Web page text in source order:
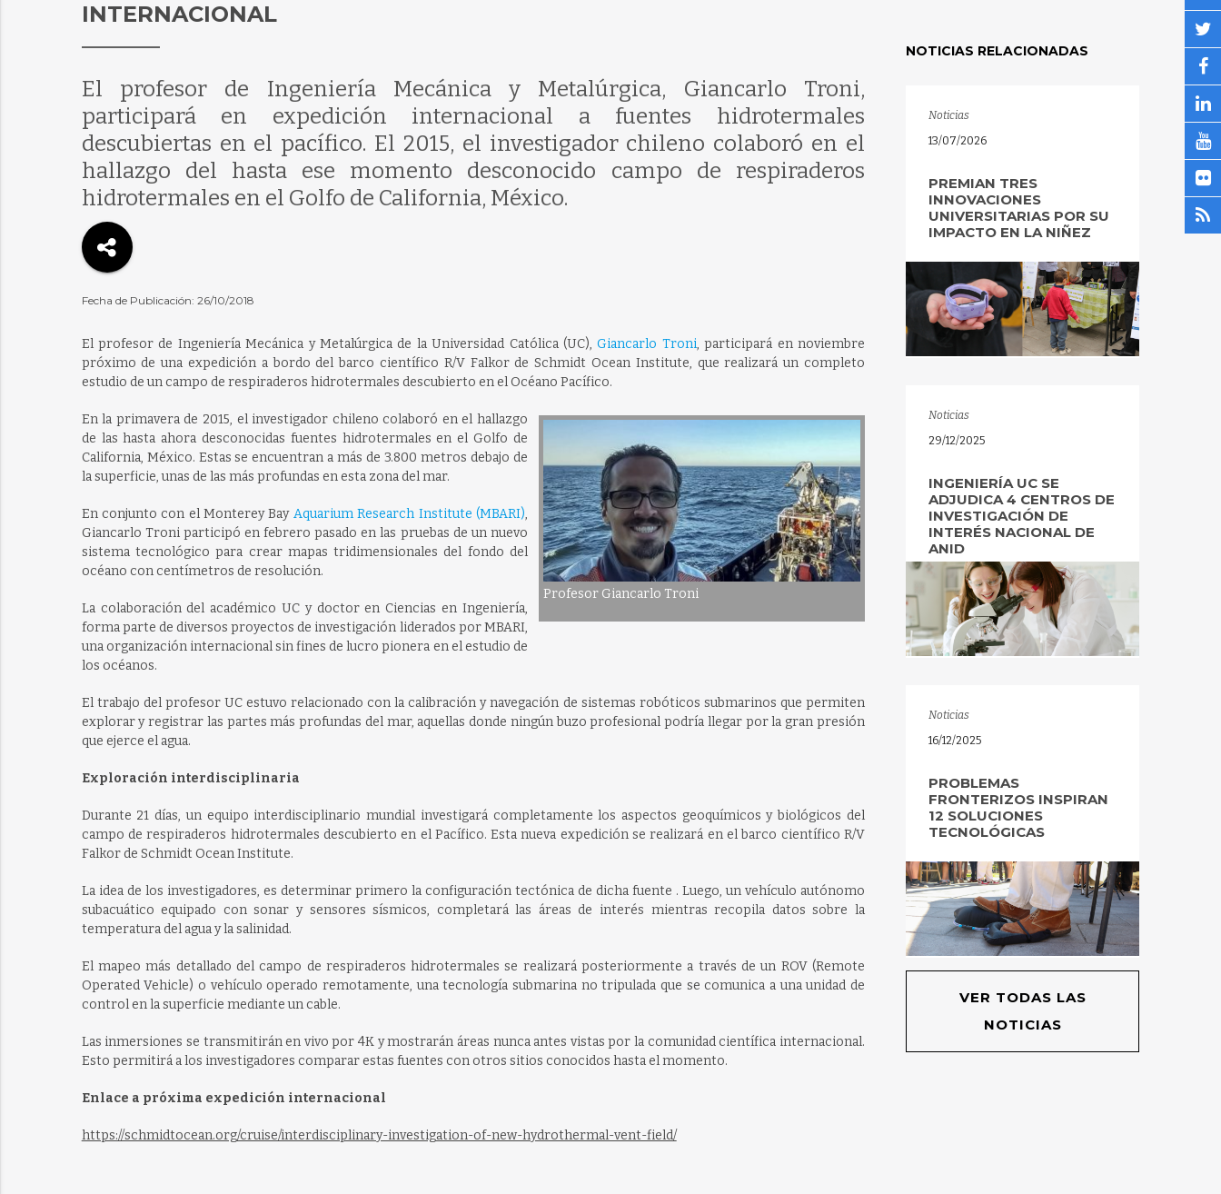
INTERNACIONAL
El profesor de Ingeniería Mecánica y Metalúrgica, Giancarlo Troni,
participará en expedición internacional a fuentes hidrotermales
descubiertas en el pacífico. El 2015, el investigador chileno colaboró en el
hallazgo del hasta ese momento desconocido campo de respiraderos
hidrotermales en el Golfo de California, México.
Fecha de Publicación: 26/10/2018
El profesor de Ingeniería Mecánica y Metalúrgica de la Universidad Católica (UC),Giancarlo Troni, participará en noviembre
próximo de una expedición a bordo del barco científico R/V Falkor de Schmidt Ocean Institute, que realizará un completo
estudio de un campo de respiraderos hidrotermales descubierto en el Océano Pacífico.
Profesor Giancarlo Troni
En la primavera de 2015, el investigador chileno colaboró en el hallazgo
de las hasta ahora desconocidas fuentes hidrotermales en el Golfo de
California, México. Estas se encuentran a más de 3.800 metros debajo de
la superficie, unas de las más profundas en esta zona del mar.
En conjunto con el Monterey Bay Aquarium Research Institute (MBARI),
Giancarlo Troni participó en febrero pasado en las pruebas de un nuevo
sistema tecnológico para crear mapas tridimensionales del fondo del
océano con centímetros de resolución.
La colaboración del académico UC y doctor en Ciencias en Ingeniería,
forma parte de diversos proyectos de investigación liderados por MBARI,
una organización internacional sin fines de lucro pionera en el estudio de
los océanos.
El trabajo del profesor UC estuvo relacionado con la calibración y navegación de sistemas robóticos submarinos que permiten
explorar y registrar las partes más profundas del mar, aquellas donde ningún buzo profesional podría llegar por la gran presión
que ejerce el agua.
Exploración interdisciplinaria
Durante 21 días, un equipo interdisciplinario mundial investigará completamente los aspectos geoquímicos y biológicos del
campo de respiraderos hidrotermales descubierto en el Pacífico. Esta nueva expedición se realizará en el barco científico R/V
Falkor de Schmidt Ocean Institute.
La idea de los investigadores, es determinar primero la configuración tectónica de dicha fuente . Luego, un vehículo autónomo
subacuático equipado con sonar y sensores sísmicos, completará las áreas de interés mientras recopila datos sobre la
temperatura del agua y la salinidad.
El mapeo más detallado del campo de respiraderos hidrotermales se realizará posteriormente a través de un ROV (Remote
Operated Vehicle) o vehículo operado remotamente, una tecnología submarina no tripulada que se comunica a una unidad de
control en la superficie mediante un cable.
Las inmersiones se transmitirán en vivo por 4K y mostrarán áreas nunca antes vistas por la comunidad científica internacional.
Esto permitirá a los investigadores comparar estas fuentes con otros sitios conocidos hasta el momento.
Enlace a próxima expedición internacional
https://schmidtocean.org/cruise/interdisciplinary-investigation-of-new-hydrothermal-vent-field/
NOTICIAS RELACIONADAS
Noticias
13/07/2026
PREMIAN TRES
INNOVACIONES
UNIVERSITARIAS POR SU
IMPACTO EN LA NIÑEZ
Noticias
29/12/2025
INGENIERÍA UC SE
ADJUDICA 4 CENTROS DE
INVESTIGACIÓN DE
INTERÉS NACIONAL DE
ANID
Noticias
16/12/2025
PROBLEMAS
FRONTERIZOS INSPIRAN
12 SOLUCIONES
TECNOLÓGICAS
VER TODAS LAS
NOTICIAS